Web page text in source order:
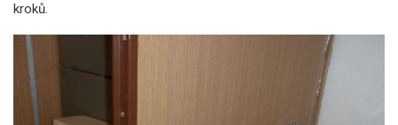
kroků.